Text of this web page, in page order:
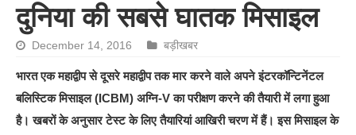
दुनिया की सबसे घातक मिसाइल
December 14, 2016 बड़ीखबर
भारत एक महाद्वीप से दूसरे महाद्वीप तक मार करने वाले अपने इंटरकॉन्टिनेंटल
बलिस्टिक मिसाइल (ICBM) अग्नि-V का परीक्षण करने की तैयारी में लगा हुआ
है। खबरों के अनुसार टेस्ट के लिए तैयारियां आखिरी चरण में हैं। इस मिसाइल के